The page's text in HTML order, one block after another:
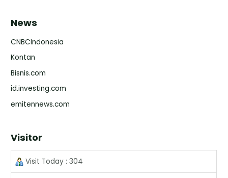
News
CNBCIndonesia
Kontan
Bisnis.com
id.investing.com
emitennews.com
Visitor
Visit Today : 304